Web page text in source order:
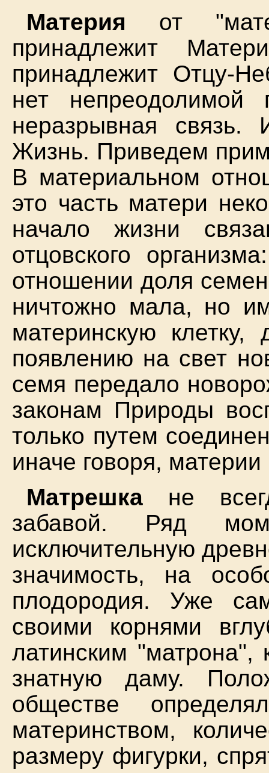
Материя от
принадлежит
принадлежит Отцу-
нет непреодолимой
неразрывная связь.
Жизнь. Приведем
В материальном
это часть матери
начало жизни
отцовского
отношении доля
ничтожно мала, но
материнскую клетку,
появлению на свет
семя передало
законам Природы
только путем
иначе говоря, материи
Матрешка не
забавой. Ряд
исключительную
значимость, на
плодородия. Уже
своими корнями
латинским
знатную даму.
обществе
материнством,
размеру фигурки,